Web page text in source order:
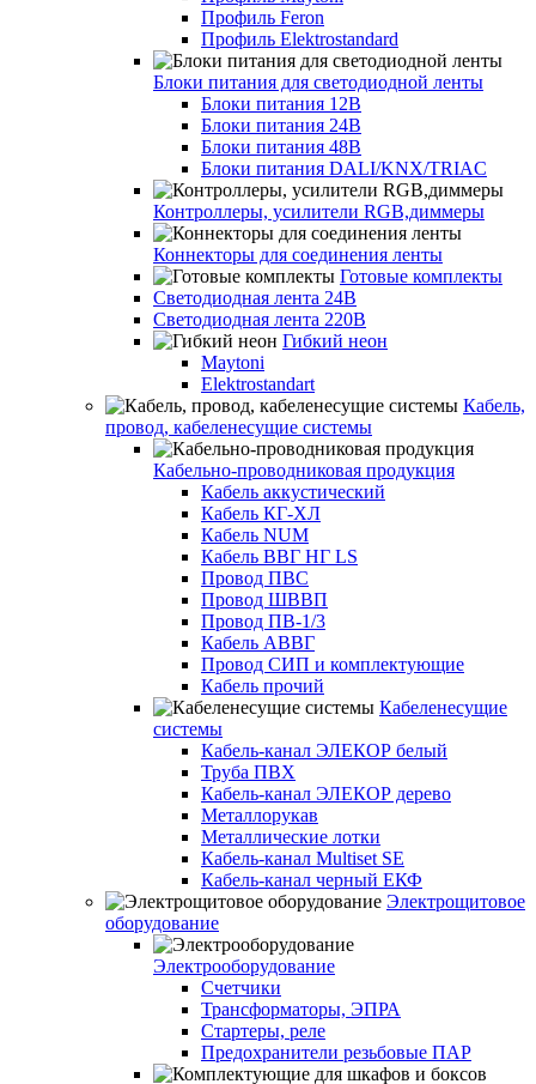
Профиль Feron
Профиль Elektrostandard
Блоки питания для светодиодной ленты
Блоки питания 12В
Блоки питания 24В
Блоки питания 48В
Блоки питания DALI/KNX/TRIAC
Контроллеры, усилители RGB,диммеры
Коннекторы для соединения ленты
Готовые комплекты
Светодиодная лента 24В
Светодиодная лента 220В
Гибкий неон
Maytoni
Elektrostandart
Кабель,
провод, кабеленесущие системы
Кабельно-проводниковая продукция
Кабель аккустический
Кабель КГ-ХЛ
Кабель NUM
Кабель ВВГ НГ LS
Провод ПВС
Провод ШВВП
Провод ПВ-1/3
Кабель АВВГ
Провод СИП и комплектующие
Кабель прочий
Кабеленесущие
системы
Кабель-канал ЭЛЕКОР белый
Труба ПВХ
Кабель-канал ЭЛЕКОР дерево
Металлорукав
Металлические лотки
Кабель-канал Multiset SE
Кабель-канал черный ЕКФ
Электрощитовое
оборудование
Электрооборудование
Счетчики
Трансформаторы, ЭПРА
Стартеры, реле
Предохранители резьбовые ПАР